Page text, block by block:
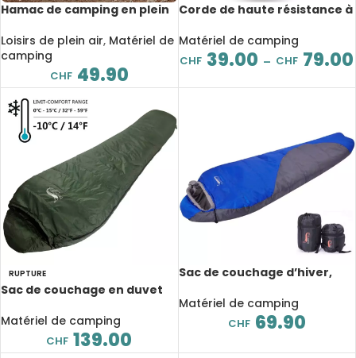
Hamac de camping en plein
balançoire, haute
résistance, 1 à 2 personnes
Loisirs de plein air, Matériel de
camping
CHF 49.90
Corde de haute résistance à
50 m
Matériel de camping
CHF 39.00 – CHF 79.00
RUPTURE
Sac de couchage en duvet
pour adulte
Matériel de camping
CHF 139.00
Sac de couchage d’hiver,
avec sac de compression
Matériel de camping
CHF 69.90